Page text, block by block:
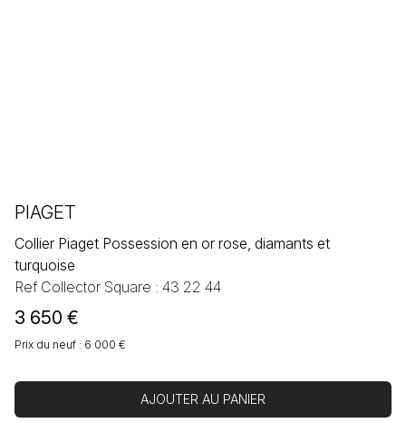
PIAGET
Collier Piaget Possession en or rose, diamants et
turquoise
Ref Collector Square : 43 22 44
3 650 €
Prix du neuf : 6 000 €
AJOUTER AU PANIER